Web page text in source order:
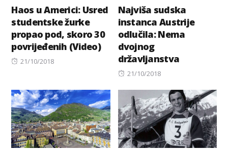
Haos u Americi: Usred
studentske žurke
propao pod, skoro 30
povrijeđenih (Video)
Posted
21/10/2018
Najviša sudska
instanca Austrije
odlučila: Nema
dvojnog
državljanstva
Posted
21/10/2018